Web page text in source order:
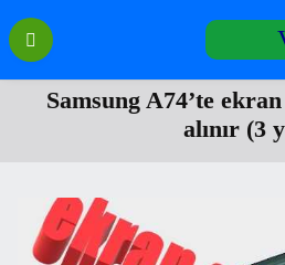
Перейти
содержаниюSamsung A74’te
alınır (3